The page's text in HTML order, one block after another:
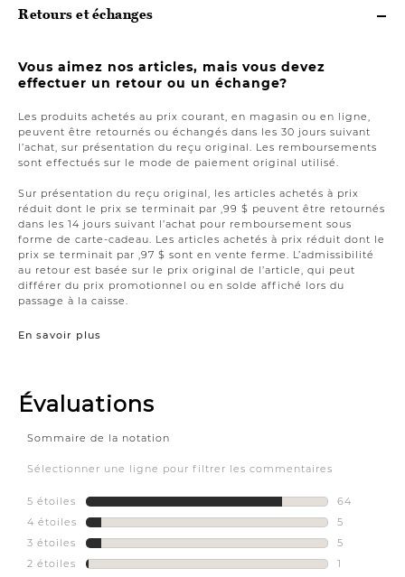
Retours et échanges
Vous aimez nos articles, mais vous devez
effectuer un retour ou un échange?
Les produits achetés au prix courant, en magasin ou en ligne,
peuvent être retournés ou échangés dans les 30 jours suivant
l’achat, sur présentation du reçu original. Les remboursements
sont effectués sur le mode de paiement original utilisé.
Sur présentation du reçu original, les articles achetés à prix
réduit dont le prix se terminait par ,99 $ peuvent être retournés
dans les 14 jours suivant l’achat pour remboursement sous
forme de carte-cadeau. Les articles achetés à prix réduit dont le
prix se terminait par ,97 $ sont en vente ferme. L’admissibilité
au retour est basée sur le prix original de l’article, qui peut
différer du prix promotionnel ou en solde affiché lors du
passage à la caisse.
En savoir plus